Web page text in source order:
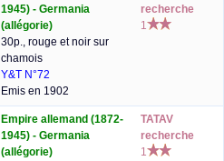
1945) - Germania
(allégorie)
30p., rouge et noir sur
chamois
Y&T N°72
Emis en 1902
recherche
1
Empire allemand (1872-
1945) - Germania
(allégorie)
TATAV
recherche
1